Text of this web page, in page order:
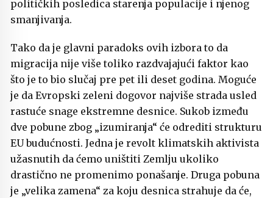
političkih posledica starenja populacije i njenog
smanjivanja.
Tako da je glavni paradoks ovih izbora to da
migracija nije više toliko razdvajajući faktor kao
što je to bio slučaj pre pet ili deset godina. Moguće
je da Evropski zeleni dogovor najviše strada usled
rastuće snage ekstremne desnice. Sukob između
dve pobune zbog „izumiranja“ će odrediti strukturu
EU budućnosti. Jedna je revolt klimatskih aktivista
užasnutih da ćemo uništiti Zemlju ukoliko
drastično ne promenimo ponašanje. Druga pobuna
je „velika zamena“ za koju desnica strahuje da će,